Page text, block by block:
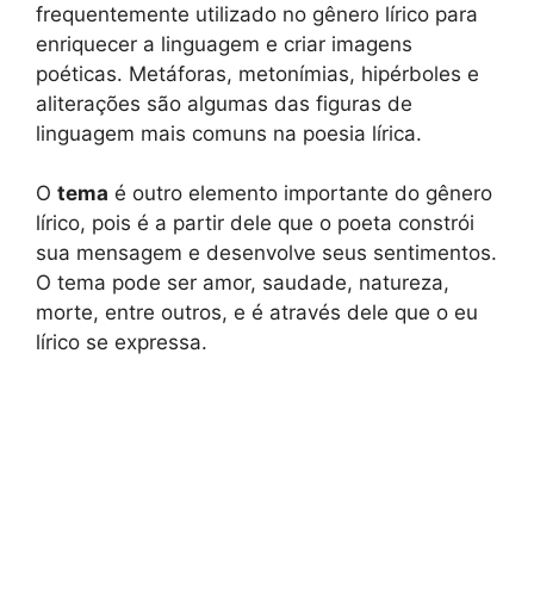
frequentemente utilizado no gênero lírico para
enriquecer a linguagem e criar imagens
poéticas. Metáforas, metonímias, hipérboles e
aliterações são algumas das figuras de
linguagem mais comuns na poesia lírica.
O tema é outro elemento importante do gênero
lírico, pois é a partir dele que o poeta constrói
sua mensagem e desenvolve seus sentimentos.
O tema pode ser amor, saudade, natureza,
morte, entre outros, e é através dele que o eu
lírico se expressa.